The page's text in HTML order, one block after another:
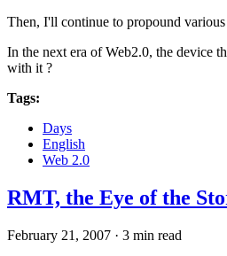
Then, I'll continue to propound
In the next era of Web2.0, the device
with it ?
Tags:
Days
English
Web 2.0
RMT, the Eye of the
February 21, 2007 · 3 min read